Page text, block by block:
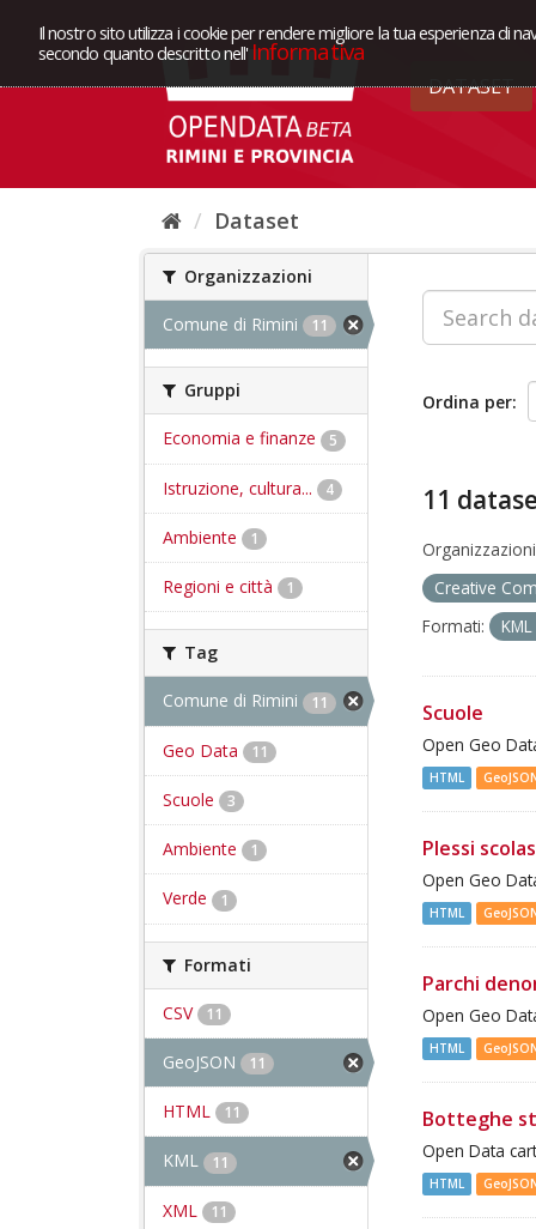
Il nostro sito utilizza i cookie per rendere migliore la tua esperienza di
secondo quanto descritto nell' Informativa
DATASET
Dataset
Organizzazioni
Comune di Rimini 11
Gruppi
Economia e finanze 5
Istruzione, cultura... 4
Ambiente 1
Regioni e città 1
Tag
Comune di Rimini 11
Geo Data 11
Scuole 3
Ambiente 1
Verde 1
Formati
CSV 11
GeoJSON 11
HTML 11
KML 11
XML 11
Ordina per
11
Creative
Formati:
KML
Scuole
Open Geo
HTML
Plessi
Open Geo
HTML
Parchi
Open Geo
HTML
Botteghe
Open Data
HTML